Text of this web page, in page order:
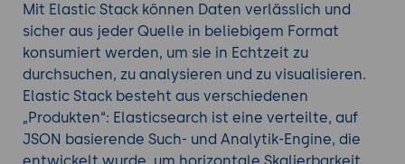
Mit Elastic Stack können Daten verlässlich und
sicher aus jeder Quelle in beliebigem Format
konsumiert werden, um sie in Echtzeit zu
durchsuchen, zu analysieren und zu visualisieren.
Elastic Stack besteht aus verschiedenen
„Produkten“: Elasticsearch ist eine verteilte, auf
JSON basierende Such- und Analytik-Engine, die